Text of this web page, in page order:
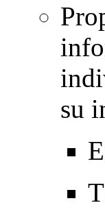
su